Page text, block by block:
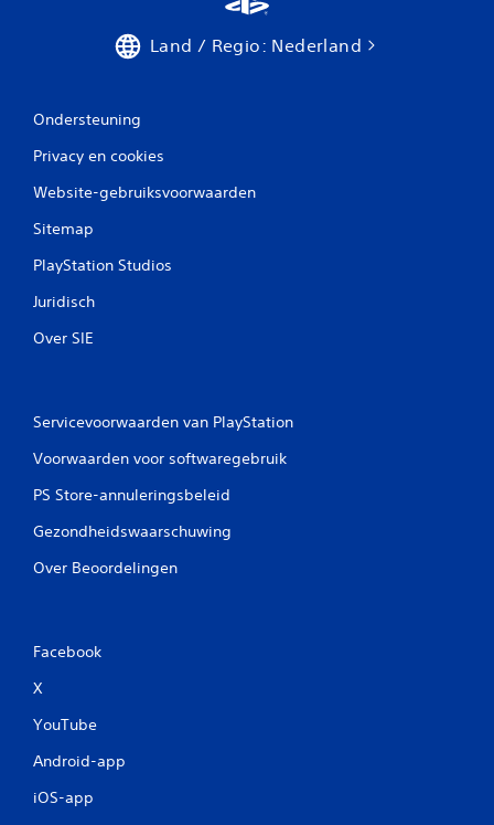
Land / Regio: Nederland
Ondersteuning
Privacy en cookies
Website-gebruiksvoorwaarden
Sitemap
PlayStation Studios
Juridisch
Over SIE
Servicevoorwaarden van PlayStation
Voorwaarden voor softwaregebruik
PS Store-annuleringsbeleid
Gezondheidswaarschuwing
Over Beoordelingen
Facebook
X
YouTube
Android-app
iOS-app